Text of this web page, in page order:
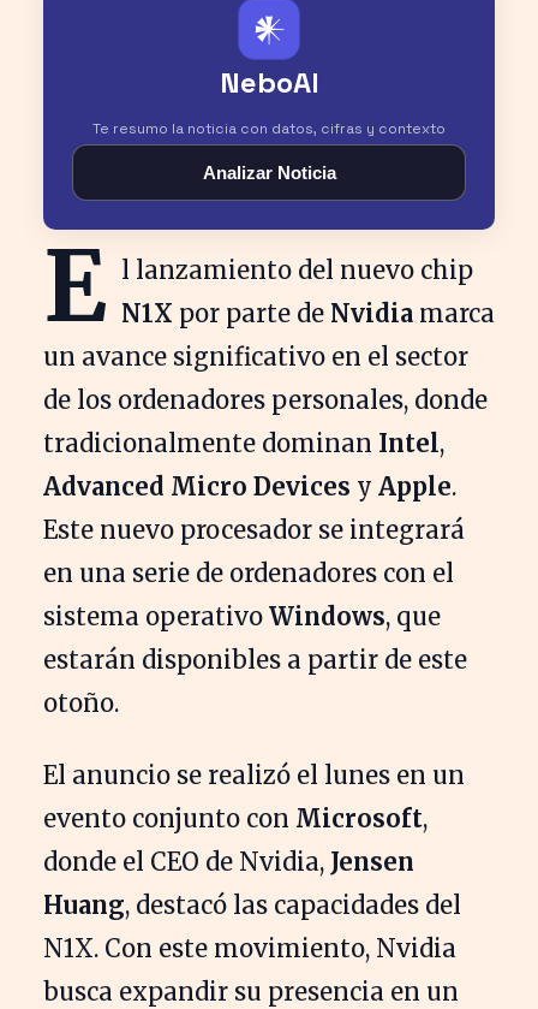
𒀭
NeboAI
Te resumo la noticia con datos, cifras y contexto
Analizar Noticia
E l lanzamiento del nuevo chip
N1X por parte de Nvidia marca
un avance significativo en el sector
de los ordenadores personales, donde
tradicionalmente dominan Intel,
Advanced Micro Devices y Apple.
Este nuevo procesador se integrará
en una serie de ordenadores con el
sistema operativo Windows, que
estarán disponibles a partir de este
otoño.
El anuncio se realizó el lunes en un
evento conjunto con Microsoft,
donde el CEO de Nvidia, Jensen
Huang, destacó las capacidades del
N1X. Con este movimiento, Nvidia
busca expandir su presencia en un